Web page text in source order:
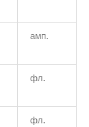
амп.
фл.
фл.